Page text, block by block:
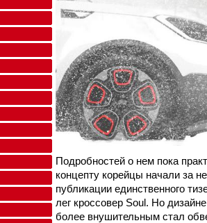
Подробностей о нем пока
концепту корейцы начали за
публикации единственного
лег кроссовер Soul. Но
более внушительным стал